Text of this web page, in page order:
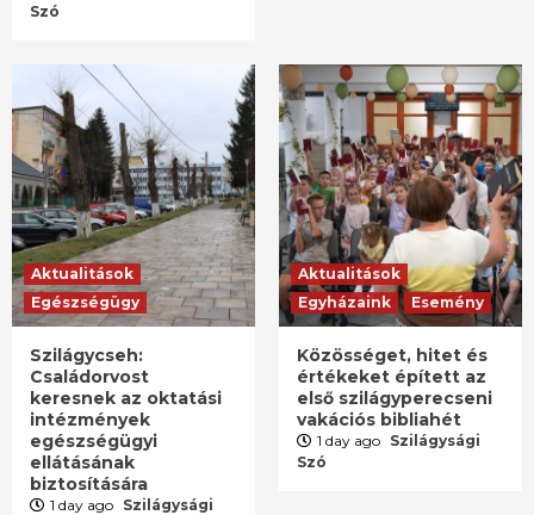
Szó
Aktualitások
Egészségügy
Szilágycseh:
Családorvost
keresnek az oktatási
intézmények
egészségügyi
ellátásának
biztosítására
1 day ago Szilágysági
Aktualitások
Egyházaink
Esemény
Közösséget, hitet és
értékeket épített az
első szilágyperecseni
vakációs bibliahét
1 day ago Szilágysági
Szó